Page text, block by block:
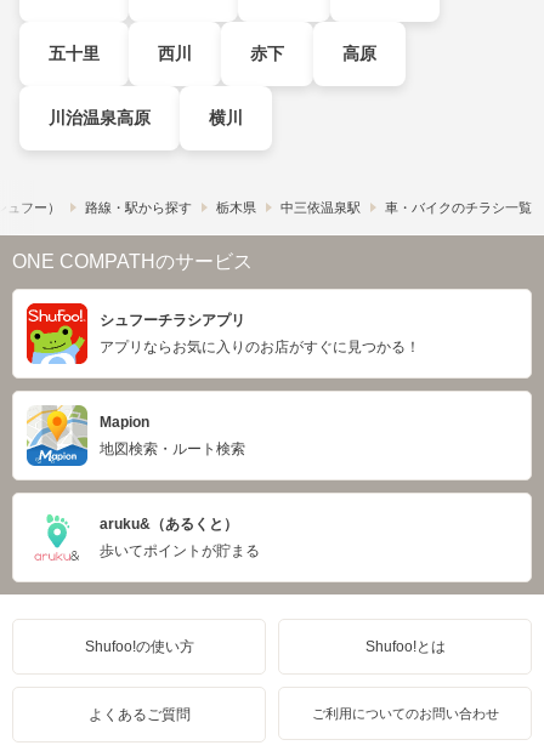
五十里 西川 赤下 高原
川治温泉高原 横川
フー） 路線・駅から探す 栃木県 中三依温泉駅 車・バイクのチラシ一覧
ONE COMPATHのサービス
シュフーチラシアプリ
アプリならお気に入りのお店がすぐに見つかる！
Mapion
地図検索・ルート検索
aruku&（あるくと）
歩いてポイントが貯まる
Shufoo!の使い方 Shufoo!とは
よくあるご質問 ご利用についてのお問い合わせ